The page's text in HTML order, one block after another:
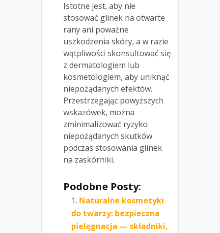
Istotne jest, aby nie
stosować glinek na otwarte
rany ani poważne
uszkodzenia skóry, a w razie
wątpliwości skonsultować się
z dermatologiem lub
kosmetologiem, aby uniknąć
niepożądanych efektów.
Przestrzegając powyższych
wskazówek, można
zminimalizować ryzyko
niepożądanych skutków
podczas stosowania glinek
na zaskórniki.
Podobne Posty:
Naturalne kosmetyki
do twarzy: bezpieczna
pielęgnacja — składniki,